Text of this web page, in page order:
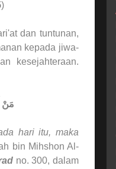
)
dan tuntunan,
kepada jiwa-
kesejahteraan.
مَنْ
hari itu, maka
bin Mihshon Al-
no. 300, dalam